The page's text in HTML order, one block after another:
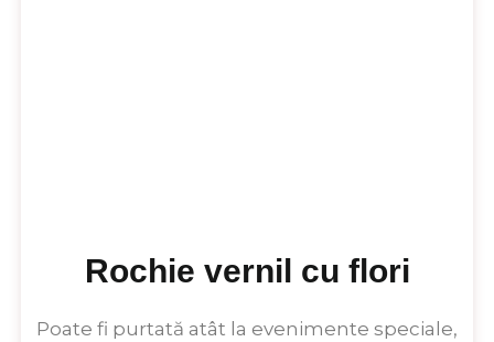
Rochie vernil cu flori
Poate fi purtată atât la evenimente speciale,